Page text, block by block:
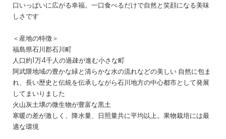
口いっぱいに広がる幸福。一口食べるだけで自然と笑顔になる美味
しさです
＜産地の特徴＞
福島県石川郡石川町
人口約1万4千人の過疎が進む小さな町
阿武隈地域の豊かな緑と清らかな水の流れなどの美しい 自然に包ま
れ、長い歴史と伝統を伝承しながら石川地方の中心都市として発展
してまいりました
火山灰土壌の微生物が豊富な黒土
寒暖の差が激しく、降水量、日照量共に平均以上。果物栽培には最
適な環境